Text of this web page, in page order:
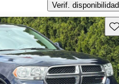
Verif. disponibilidad